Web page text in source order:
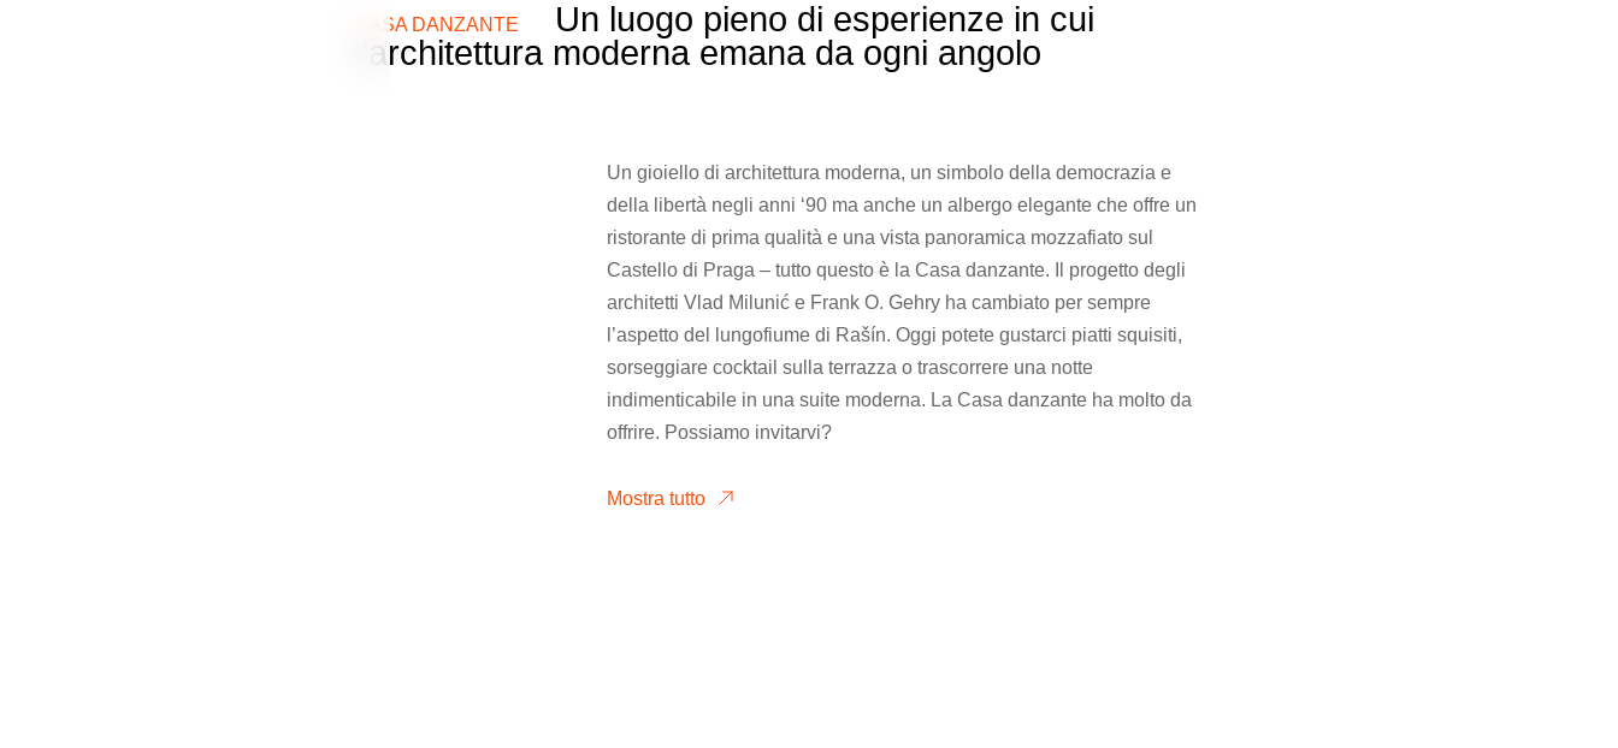
CASA DANZANTE
Un luogo pieno di esperienze in cui
l’architettura moderna emana da ogni angolo
Un gioiello di architettura moderna, un simbolo della democrazia e
della libertà negli anni ‘90 ma anche un albergo elegante che offre un
ristorante di prima qualità e una vista panoramica mozzafiato sul
Castello di Praga – tutto questo è la Casa danzante. Il progetto degli
architetti Vlad Milunić e Frank O. Gehry ha cambiato per sempre
l’aspetto del lungofiume di Rašín. Oggi potete gustarci piatti squisiti,
sorseggiare cocktail sulla terrazza o trascorrere una notte
indimenticabile in una suite moderna. La Casa danzante ha molto da
offrire. Possiamo invitarvi?
Mostra tutto